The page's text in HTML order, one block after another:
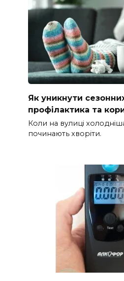
Як уникнути
профілактика та
Коли на вулиці
починають хворіти.